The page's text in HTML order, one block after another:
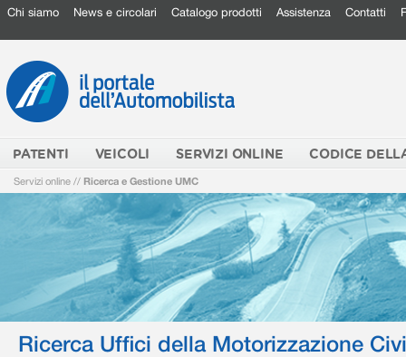
Chi siamo News e circolari Catalogo prodotti Assistenza Contatti
PATENTI VEICOLI SERVIZI ONLINE CODICE
Servizi online // Ricerca e Gestione UMC
Ricerca Uffici della Motorizzazione